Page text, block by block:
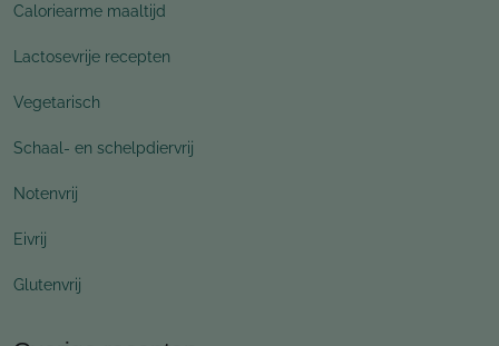
Caloriearme maaltijd
Lactosevrije recepten
Vegetarisch
Schaal- en schelpdiervrij
Notenvrij
Eivrij
Glutenvrij